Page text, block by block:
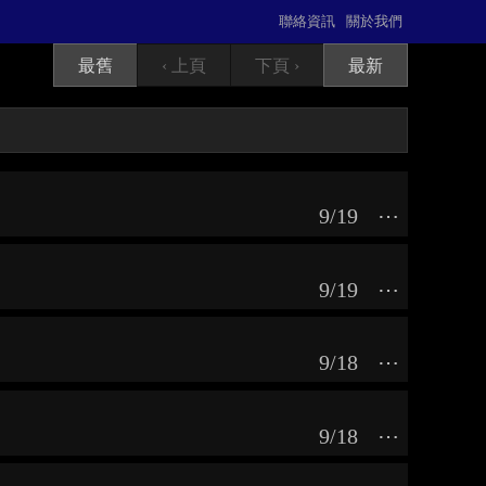
關於我們
聯絡資訊
最舊 ‹ 上頁 下頁 › 最新
⋯
9/19
⋯
9/19
⋯
9/18
⋯
9/18